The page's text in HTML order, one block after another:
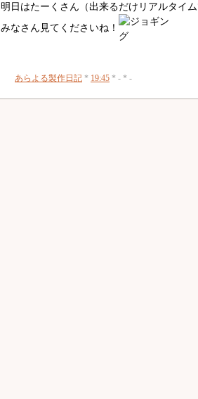
明日はたーくさん（出来るだけリアルタイ
みなさん見てくださいね！
あらよる製作日記 * 19:45 * - * -